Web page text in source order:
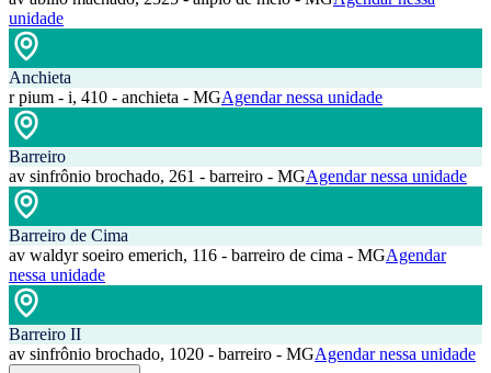
unidade
Anchieta
r pium - i, 410 - anchieta - MGAgendar nessa unidade
Barreiro
av sinfrônio brochado, 261 - barreiro - MGAgendar nessa unidade
Barreiro de Cima
av waldyr soeiro emerich, 116 - barreiro de cima - MGAgendar
nessa unidade
Barreiro II
av sinfrônio brochado, 1020 - barreiro - MGAgendar nessa unidade